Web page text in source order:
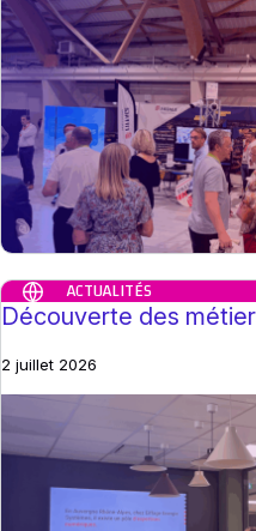
ACTUALITÉS
Découverte des
2 juillet 2026